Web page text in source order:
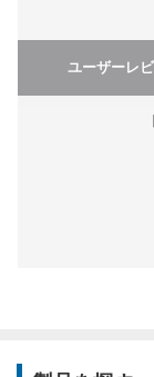
ユーザーレ